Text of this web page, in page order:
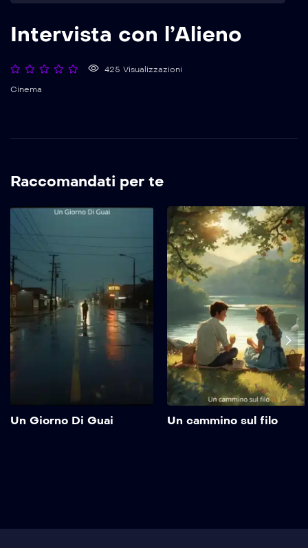
Intervista con l’Alieno
425 Visualizzazioni
Cinema
Raccomandati per te
Un Giorno Di Guai
Un Giorno Di Guai
Aggiungi alla mia
lista
Un cammino sul filo